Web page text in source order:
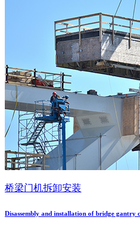
桥梁门机拆卸安装
Disassembly and installation of bridge gantry